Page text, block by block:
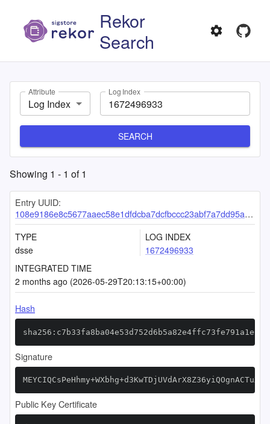
Rekor
Search
Attribute
Log Index
Log Index
SEARCH
Showing 1 - 1 of1
Entry UUID:
108e9186e8c5677aaec58e1dfdcba7dcfbccc23abf7a7dd95ae9ce2afa0160d9b073665c688abe8d
TYPE
dsse
LOG INDEX
1672496933
INTEGRATED TIME
2 months ago (2026-05-29T20:13:15+00:00)
Hash
Signature
Public Key Certificate